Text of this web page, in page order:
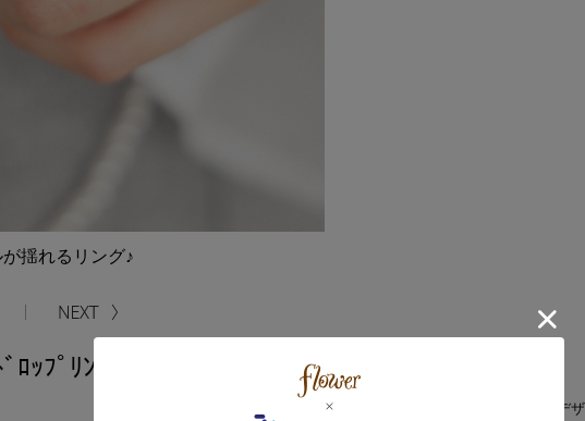
揺れるリング♪
手を動かすとパールが揺れるデ
ｯﾌﾟﾘﾝｸﾞ